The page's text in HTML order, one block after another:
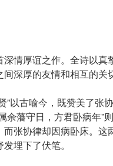
深情厚谊之作。全诗以真
深厚的友情和相互的关
”以古喻今，既赞美了张
余藩守日，方君卧病年”
张协律却因病卧床。这
埋下了伏笔。